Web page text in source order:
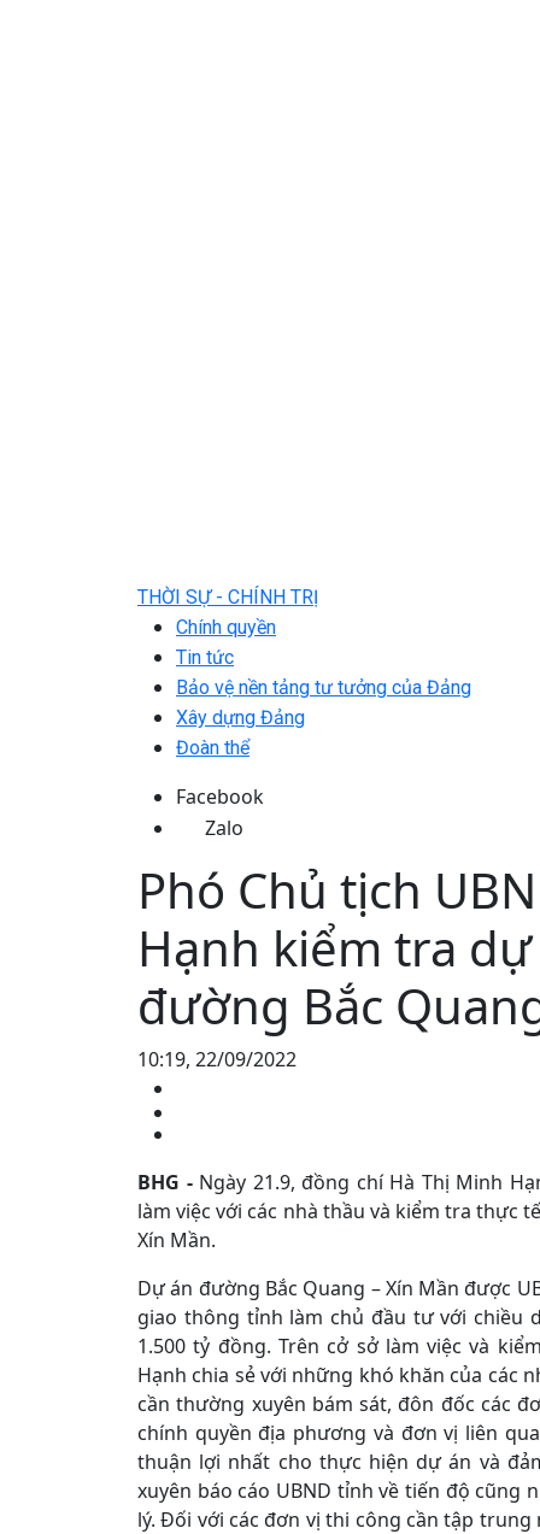
THỜI SỰ - CHÍNH TRỊ
Chính quyền
Tin tức
Bảo vệ nền tảng tư tưởng của Đảng
Xây dựng Đảng
Đoàn thể
Facebook
Zalo
Phó Chủ tịch
Hạnh kiểm tra
đường Bắc
10:19, 22/09/2022
BHG -Ngày 21.9, đồng chí Hà Thị Minh
làm việc với các nhà thầu và kiểm tra thực
Xín Mần.
Dự án đường Bắc Quang – Xín Mần được
giao thông tỉnh làm chủ đầu tư với chiều
1.500 tỷ đồng. Trên cở sở làm việc và
Hạnh chia sẻ với những khó khăn của các
cần thường xuyên bám sát, đôn đốc các
chính quyền địa phương và đơn vị liên
thuận lợi nhất cho thực hiện dự án và
xuyên báo cáo UBND tỉnh về tiến độ cũng
lý. Đối với các đơn vị thi công cần tập